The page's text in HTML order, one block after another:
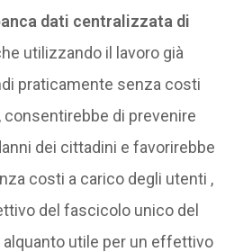
dati centralizzata di
utilizzando il lavoro già
praticamente senza costi
consentirebbe di prevenire
dei cittadini e favorirebbe
costi a carico degli utenti ,
del fascicolo unico del
utile per un effettivo